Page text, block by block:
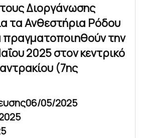
Διοργάνωσης
τα Ανθεστήρια Ρόδου
την
2025 στον κεντρικό
(7ης
06/05/2025